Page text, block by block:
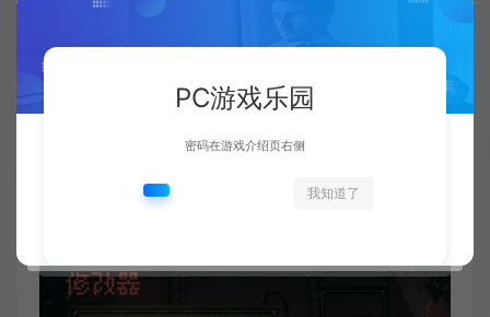
PC游戏乐园
密码在游戏介绍页右侧
我知道了